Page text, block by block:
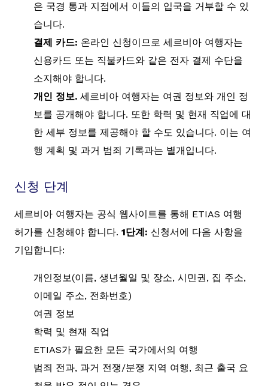
은 국경 통과 지점에서 이들의 입국을 거부할 수 있
습니다.
결제 카드: 온라인 신청이므로 세르비아 여행자는
신용카드 또는 직불카드와 같은 전자 결제 수단을
소지해야 합니다.
개인 정보. 세르비아 여행자는 여권 정보와 개인 정
보를 공개해야 합니다. 또한 학력 및 현재 직업에 대
한 세부 정보를 제공해야 할 수도 있습니다. 이는 여
행 계획 및 과거 범죄 기록과는 별개입니다.
신청 단계
세르비아 여행자는 공식 웹사이트를 통해 ETIAS 여행
허가를 신청해야 합니다. 1단계: 신청서에 다음 사항을
기입합니다:
개인정보(이름, 생년월일 및 장소, 시민권, 집 주소,
이메일 주소, 전화번호)
여권 정보
학력 및 현재 직업
ETIAS가 필요한 모든 국가에서의 여행
범죄 전과, 과거 전쟁/분쟁 지역 여행, 최근 출국 요